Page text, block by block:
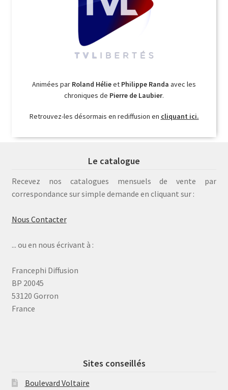
Animées par Roland Hélieet Philippe Randa avec les
chroniques de Pierre de Laubier.
Retrouvez-les désormais en rediffusion en cliquant ici.
Le catalogue
Recevez nos catalogues mensuels de vente par
correspondance sur simple demande en cliquant sur :
Nous Contacter
... ou en nous écrivant à :
Francephi Diffusion
BP 20045
53120 Gorron
France
Sites conseillés
Boulevard Voltaire